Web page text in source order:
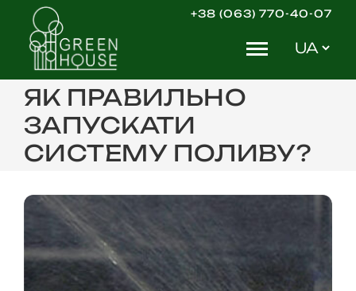
content
+38 (063) 770-40-07
мову
ЯК ПРАВИЛЬНО
ЗАПУСКАТИ
СИСТЕМУ ПОЛИВУ?